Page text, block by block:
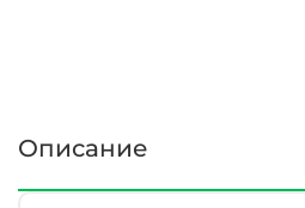
Описание